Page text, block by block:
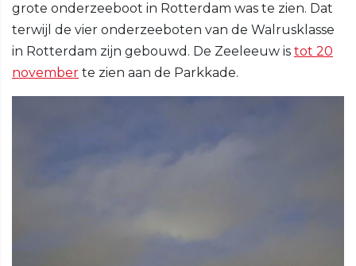
grote onderzeeboot in Rotterdam was te zien. Dat
terwijl de vier onderzeeboten van de Walrusklasse
in Rotterdam zijn gebouwd. De Zeeleeuw is tot 20
november te zien aan de Parkkade.